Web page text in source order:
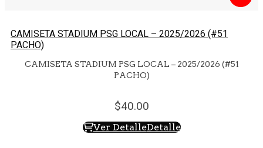
CAMISETA STADIUM PSG LOCAL – 2025/2026 (#51
PACHO)
CAMISETA STADIUM PSG LOCAL – 2025/2026 (#51
PACHO)
40.00
Ver DetalleDetalle